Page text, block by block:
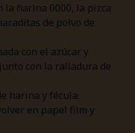
la harina 0000, la pizca
de polvo de
con el azúcar y
con la ralladura de
harina y fécula.
en papel film y